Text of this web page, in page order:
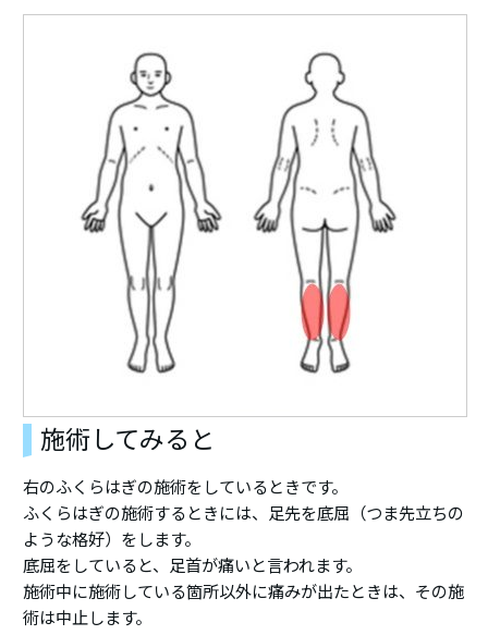
施術してみると
右のふくらはぎの施術をしているときです。
ふくらはぎの施術するときには、足先を底屈（つま先立ちの
ような格好）をします。
底屈をしていると、足首が痛いと言われます。
施術中に施術している箇所以外に痛みが出たときは、その施
術は中止します。